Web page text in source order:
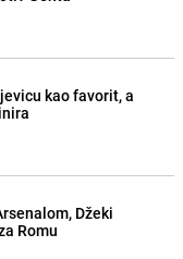
kao favorit, a
Džeki
Romu